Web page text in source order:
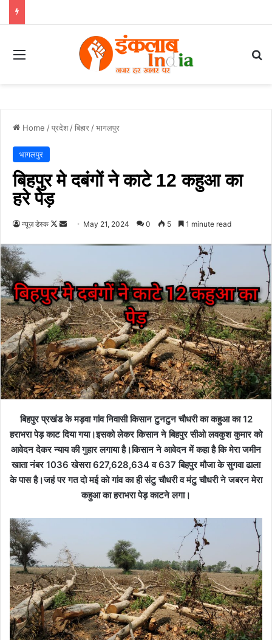
Menu
Home /प्रदेश /बिहार /भागलपुर
भागलपुर
बिहपुर मे दबंगों ने काटे 12 कहुआ का
हरे पेड़
न्यूज़ डेस्क
Follow
Send May 21, 2024 0 5 1 minute read
बिहपुर प्रखंड के मड़वा गांव निवासी किसान टुनटुन चौधरी का कहुआ का 12
हराभरा पेड़ काट दिया गया।इसको लेकर किसान ने बिहपुर सीओ लवकुश कुमार को
आवेदन देकर न्याय की गुहार लगाया है।किसान ने आवेदन में कहा है कि मेरा जमीन
खाता नंबर 1036 खेसरा 627,628,634 व 637 बिहपुर मौजा के सुगवा ढाला
के पास है।जहं पर गत दो मई को गांव का ही संटु चौधरी व मंटु चौधरी ने जबरन मेरा
कहुआ का हराभरा पेड़ काटने लगा।